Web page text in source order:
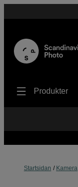
Produkter
Startsidan Kamera